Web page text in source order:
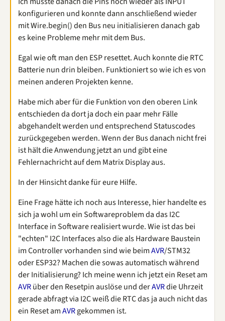
konfigurieren und konnte dann anschließend wieder
mit Wire.begin() den Bus neu initialisieren danach gab
es keine Probleme mehr mit dem Bus.
Egal wie oft man den ESP resettet. Auch konnte die RTC
Batterie nun drin bleiben. Funktioniert so wie ich es von
meinen anderen Projekten kenne.
Habe mich aber für die Funktion von den oberen Link
entschieden da dort ja doch ein paar mehr Fälle
abgehandelt werden und entsprechend Statuscodes
zurückgegeben werden. Wenn der Bus danach nicht frei
ist hält die Anwendung jetzt an und gibt eine
Fehlernachricht auf dem Matrix Display aus.
In der Hinsicht danke für eure Hilfe.
Eine Frage hätte ich noch aus Interesse, hier handelte es
sich ja wohl um ein Softwareproblem da das I2C
Interface in Software realisiert wurde. Wie ist das bei
"echten" I2C Interfaces also die als Hardware Baustein
im Controller vorhanden sind wie beimAVR/STM32
oder ESP32? Machen die sowas automatisch während
der Initialisierung? Ich meine wenn ich jetzt ein Reset am
AVRüber den Resetpin auslöse und derAVRdie Uhrzeit
gerade abfragt via I2C weiß die RTC das ja auch nicht das
ein Reset amAVRgekommen ist.